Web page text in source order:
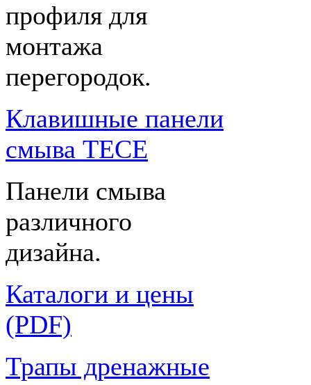
профиля для
монтажа
перегородок.
Клавишные панели
смыва TECE
Панели смыва
различного
дизайна.
Каталоги и цены
(PDF)
Трапы дренажные